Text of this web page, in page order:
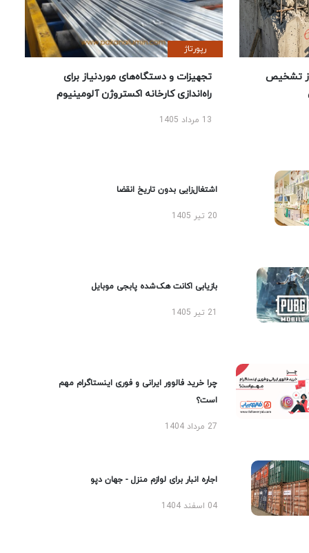
تشخیص
رپورتاژ
تجهیزات و دستگاه‌های موردنیاز برای
راه‌اندازی کارخانه اکستروژن آلومینیوم
13 مرداد 1405
اشتغال‌زایی بدون تاریخ انقضا
20 تیر 1405
بازیابی اکانت هک‌شده پابجی موبایل
چرا خرید فالوور ایرانی و فوری اینستاگرام مهم
است؟
27 مرداد 1404
اجاره انبار برای لوازم منزل - جهان دپو
04 اسفند 1404